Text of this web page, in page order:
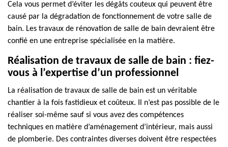
Cela vous permet d’éviter les dégâts couteux qui peuvent être
causé par la dégradation de fonctionnement de votre salle de
bain. Les travaux de rénovation de salle de bain devraient être
confié en une entreprise spécialisée en la matière.
Réalisation de travaux de salle de bain : fiez-
vous à l’expertise d’un professionnel
La réalisation de travaux de salle de bain est un véritable
chantier à la fois fastidieux et coûteux. Il n’est pas possible de le
réaliser soi-même sauf si vous avez des compétences
techniques en matière d’aménagement d’intérieur, mais aussi
de plomberie. Des contraintes diverses doivent être respectées